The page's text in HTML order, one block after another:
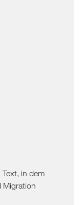
in dem
Migration